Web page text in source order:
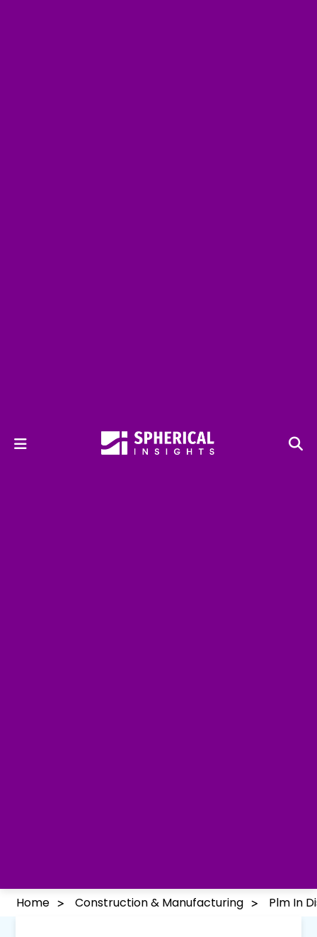
Home Construction & Manufacturing Plm In